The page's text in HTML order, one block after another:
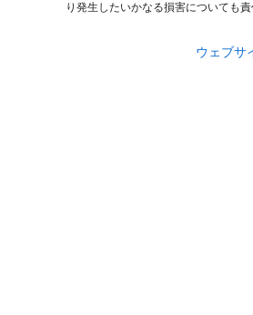
り発生したいかなる損害についても
ウェブサ